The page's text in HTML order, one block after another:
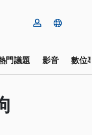
門議題 影音 數位